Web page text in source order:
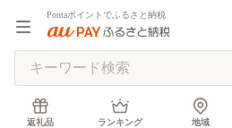
Pontaポイントでふるさと納税
返礼品 ランキング 地域